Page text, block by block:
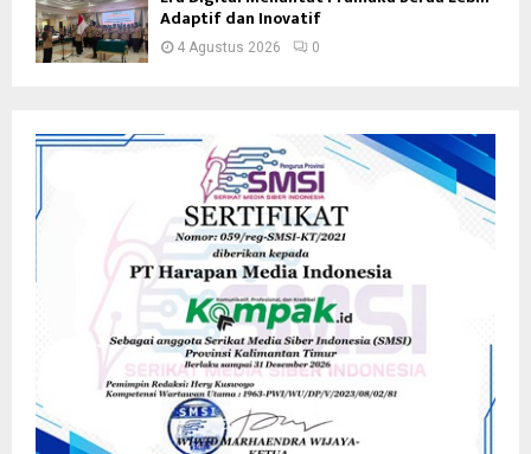
Adaptif dan Inovatif
4 Agustus 2026 0